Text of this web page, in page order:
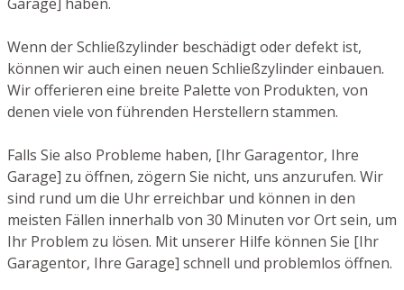
Wenn der Schließzylinder beschädigt oder defekt ist,
können wir auch einen neuen Schließzylinder einbauen.
Wir offerieren eine breite Palette von Produkten, von
denen viele von führenden Herstellern stammen.
Falls Sie also Probleme haben, [Ihr Garagentor, Ihre
Garage] zu öffnen, zögern Sie nicht, uns anzurufen. Wir
sind rund um die Uhr erreichbar und können in den
meisten Fällen innerhalb von 30 Minuten vor Ort sein, um
Ihr Problem zu lösen. Mit unserer Hilfe können Sie [Ihr
Garagentor, Ihre Garage] schnell und problemlos öffnen.